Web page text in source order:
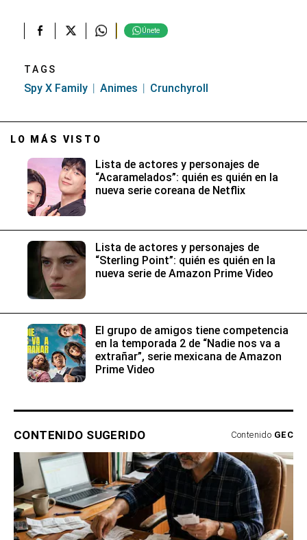
Únete
TAGS
Spy X Family Animes Crunchyroll
LO MÁS VISTO
Lista de actores y personajes de
“Acaramelados”: quién es quién en la
nueva serie coreana de Netflix
Lista de actores y personajes de
“Sterling Point”: quién es quién en la
nueva serie de Amazon Prime Video
El grupo de amigos tiene competencia
en la temporada 2 de “Nadie nos va a
extrañar”, serie mexicana de Amazon
Prime Video
CONTENIDO SUGERIDO Contenido GEC